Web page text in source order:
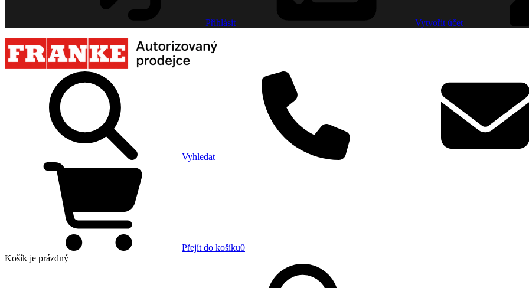
Přihlásit Vytvořit účet
Vyhledat
Přejít do košíku0
Košík je prázdný